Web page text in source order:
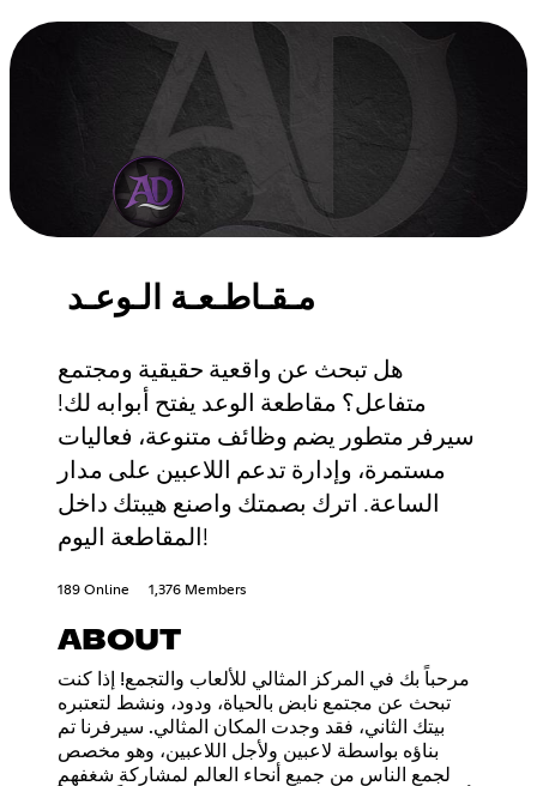
مـقـاطـعـة الـوعـد
هل تبحث عن واقعية حقيقية ومجتمع
متفاعل؟ مقاطعة الوعد يفتح أبوابه لك!
سيرفر متطور يضم وظائف متنوعة، فعاليات
مستمرة، وإدارة تدعم اللاعبين على مدار
الساعة. اترك بصمتك واصنع هيبتك داخل
المقاطعة اليوم!
189 Online 1,376 Members
ABOUT
مرحباً بك في المركز المثالي للألعاب والتجمع! إذا كنت
تبحث عن مجتمع نابض بالحياة، ودود، ونشط لتعتبره
بيتك الثاني، فقد وجدت المكان المثالي. سيرفرنا تم
بناؤه بواسطة لاعبين ولأجل اللاعبين، وهو مخصص
لجمع الناس من جميع أنحاء العالم لمشاركة شغفهم